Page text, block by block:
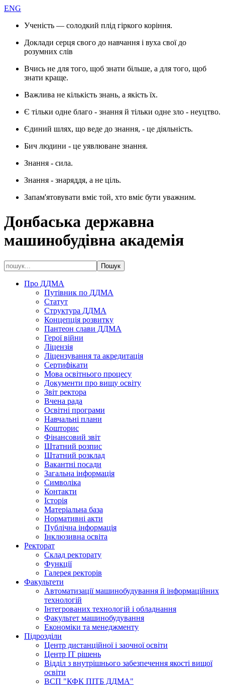
ENG
Ученість — солодкий плід гіркого коріння.
Доклади серця свого до навчання і вуха свої до
розумних слів
Вчись не для того, щоб знати більше, а для того, щоб
знати краще.
Важлива не кількість знань, а якість їх.
Є тільки одне благо - знання й тільки одне зло - неуцтво.
Єдиний шлях, що веде до знання, - це діяльність.
Бич людини - це уявлюване знання.
Знання - сила.
Знання - знаряддя, а не ціль.
Запам'ятовувати вміє той, хто вміє бути уважним.
Донбаська державна
машинобудівна академія
Про ДДМА
Путівник по ДДМА
Статут
Структура ДДМА
Концепція розвитку
Пантеон слави ДДМА
Герої війни
Ліцензія
Ліцензування та акредитація
Сертифікати
Мова освітнього процесу
Документи про вищу освіту
Звіт ректора
Вчена рада
Освітні програми
Навчальні плани
Кошторис
Фінансовий звіт
Штатний розпис
Штатний розклад
Вакантні посади
Загальна інформація
Символіка
Контакти
Історія
Матеріальна база
Нормативні акти
Публічна інформація
Інклюзивна освіта
Ректорат
Склад ректорату
Функції
Галерея ректорів
Факультети
Автоматизації машинобудування й інформаційних
технологій
Інтегрованих технологій і обладнання
Факультет машинобудування
Економіки та менеджменту
Підрозділи
Центр дистанційної і заочної освіти
Центр ІТ рішень
Відділ з внутрішнього забезпечення якості вищої
освіти
ВСП "КФК ПІТБ ДДМА"